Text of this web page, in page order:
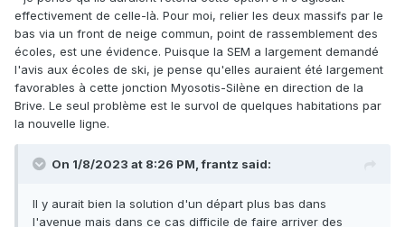
effectivement de celle-là. Pour moi, relier les deux massifs par le
bas via un front de neige commun, point de rassemblement des
écoles, est une évidence. Puisque la SEM a largement demandé
l'avis aux écoles de ski, je pense qu'elles auraient été largement
favorables à cette jonction Myosotis-Silène en direction de la
Brive. Le seul problème est le survol de quelques habitations par
la nouvelle ligne.
On 1/8/2023 at 8:26 PM,frantz said:
Il y aurait bien la solution d'un départ plus bas dans
l'avenue mais dans ce cas difficile de faire arriver des